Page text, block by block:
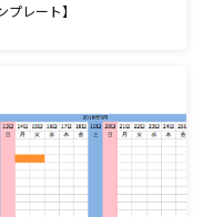
レート】